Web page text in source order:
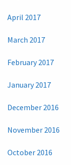
April 2017
March 2017
February 2017
January 2017
December 2016
November 2016
October 2016